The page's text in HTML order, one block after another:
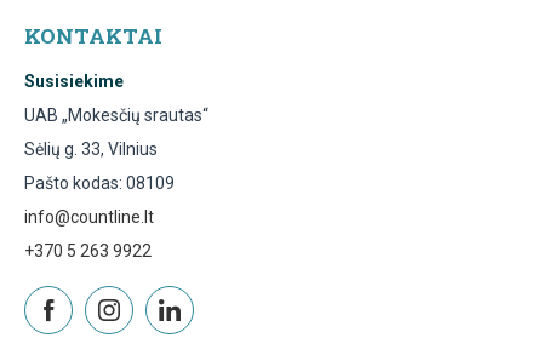
KONTAKTAI
Susisiekime
UAB „Mokesčių srautas“
Sėlių g. 33, Vilnius
Pašto kodas: 08109
info@countline.lt
+370 5 263 9922